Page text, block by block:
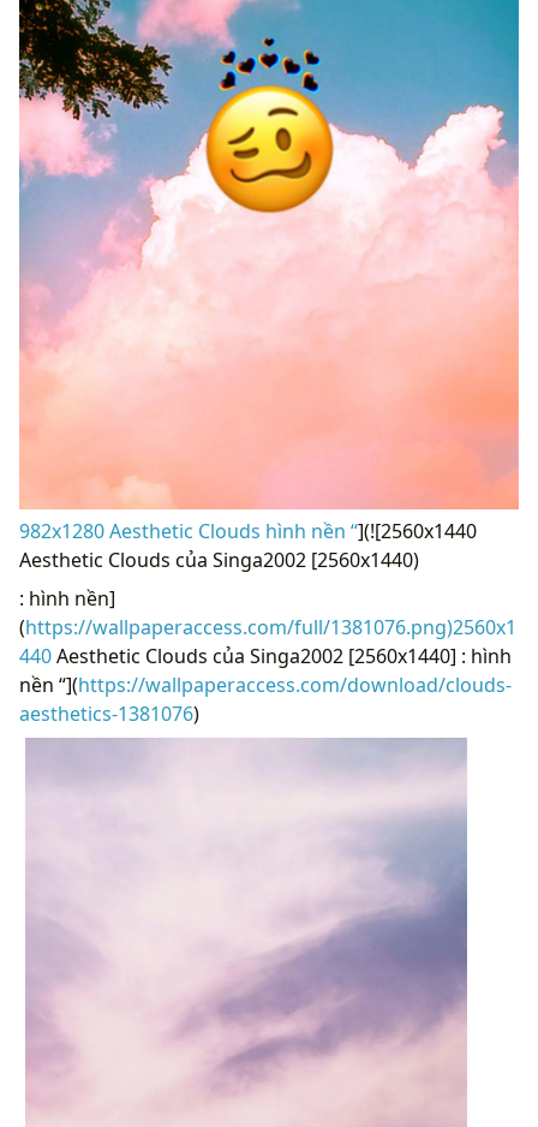
982x1280 Aesthetic Clouds hình nền “](![2560x1440
Aesthetic Clouds của Singa2002 [2560x1440)
: hình nền]
(https://wallpaperaccess.com/full/1381076.png)2560x1
440Aesthetic Clouds của Singa2002 [2560x1440] : hình
nền “](https://wallpaperaccess.com/download/clouds-
aesthetics-1381076)